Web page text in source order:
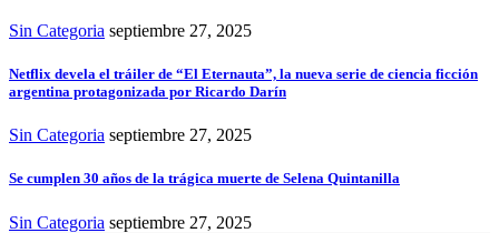
Sin Categoria septiembre 27, 2025
Netflix devela el tráiler de “El Eternauta”, la nueva serie de ciencia ficción
argentina protagonizada por Ricardo Darín
Sin Categoria septiembre 27, 2025
Se cumplen 30 años de la trágica muerte de Selena Quintanilla
Sin Categoria septiembre 27, 2025